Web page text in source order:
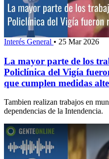
Interés General • 25 Mar 2026
La mayor parte de los
Policlínica del Vigía
que cumplen medidas
Tambien realizan trabajos en
dependencias de la Intendencia.